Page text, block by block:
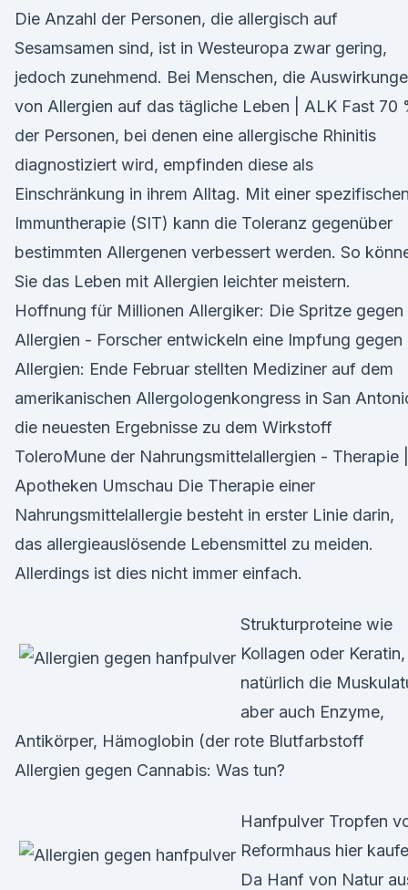
Die Anzahl der Personen, die allergisch auf
Sesamsamen sind, ist in Westeuropa zwar gering,
jedoch zunehmend. Bei Menschen, die
von Allergien auf das tägliche Leben | ALK Fast 70
der Personen, bei denen eine allergische Rhinitis
diagnostiziert wird, empfinden diese als
Einschränkung in ihrem Alltag. Mit einer spezifischen
Immuntherapie (SIT) kann die Toleranz gegenüber
bestimmten Allergenen verbessert werden. So
Sie das Leben mit Allergien leichter meistern.
Hoffnung für Millionen Allergiker: Die Spritze gegen
Allergien - Forscher entwickeln eine Impfung gegen
Allergien: Ende Februar stellten Mediziner auf dem
amerikanischen Allergologenkongress in San
die neuesten Ergebnisse zu dem Wirkstoff
ToleroMune der Nahrungsmittelallergien - Therapie |
Apotheken Umschau Die Therapie einer
Nahrungsmittelallergie besteht in erster Linie darin,
das allergieauslösende Lebensmittel zu meiden.
Allerdings ist dies nicht immer einfach.
Strukturproteine wie
Kollagen oder Keratin,
natürlich die
aber auch Enzyme,
Antikörper, Hämoglobin (der rote Blutfarbstoff
Allergien gegen Cannabis: Was tun?
Hanfpulver Tropfen
Reformhaus hier
Da Hanf von Natur